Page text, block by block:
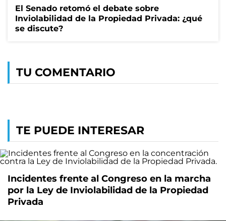
El Senado retomó el debate sobre
Inviolabilidad de la Propiedad Privada: ¿qué
se discute?
TU COMENTARIO
TE PUEDE INTERESAR
Incidentes frente al Congreso en la marcha
por la Ley de Inviolabilidad de la Propiedad
Privada